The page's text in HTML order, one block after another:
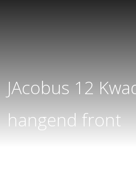
JAcobus 12
hangend front